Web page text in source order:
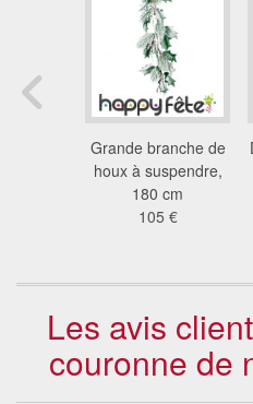
Grande branche de
houx à suspendre,
180 cm
105 €
Les avis
couronne de